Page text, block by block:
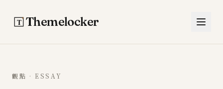
Themelocker
觀點 · ESSAY